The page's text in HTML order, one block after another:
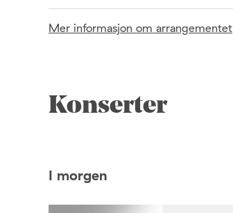
Mer informasjon om arrangementet
Konserter
I morgen